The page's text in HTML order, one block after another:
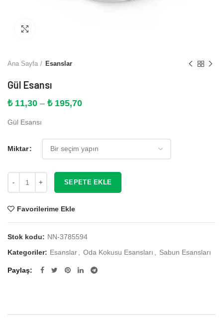
Ana Sayfa Esanslar
Gül Esansı
₺11,30 – ₺195,70Fiyat
Gül Esansı
Miktar
SEPETE EKLE
Favorilerime Ekle
Stok kodu: NN-3785594
Kategoriler: Esanslar Oda Kokusu Esansları Sabun Esansları
Paylaş